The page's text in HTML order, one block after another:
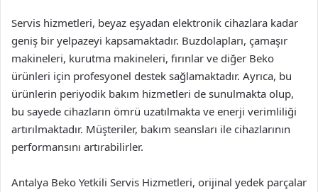
Servis hizmetleri, beyaz eşyadan elektronik cihazlara kadar
geniş bir yelpazeyi kapsamaktadır. Buzdolapları, çamaşır
makineleri, kurutma makineleri, fırınlar ve diğer Beko
ürünleri için profesyonel destek sağlamaktadır. Ayrıca, bu
ürünlerin periyodik bakım hizmetleri de sunulmakta olup,
bu sayede cihazların ömrü uzatılmakta ve enerji verimliliği
artırılmaktadır. Müşteriler, bakım seansları ile cihazlarının
performansını artırabilirler.
Antalya Beko Yetkili Servis Hizmetleri, orijinal yedek parçalar